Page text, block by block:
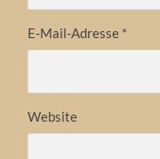
E-Mail-Adresse *
Website